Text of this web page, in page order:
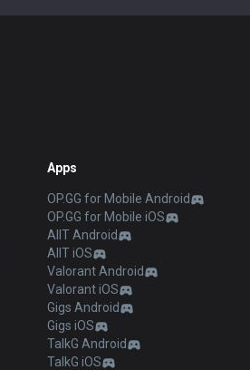
Apps
OP.GG for Mobile Android
OP.GG for Mobile iOS
AllT Android
AllT iOS
Valorant Android
Valorant iOS
Gigs Android
Gigs iOS
TalkG Android
TalkG iOS